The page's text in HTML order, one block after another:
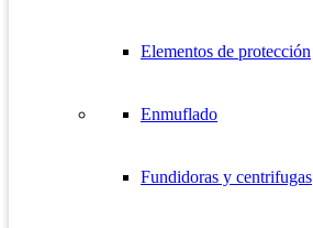
Elementos de protección
Enmuflado
Fundidoras y centrifugas